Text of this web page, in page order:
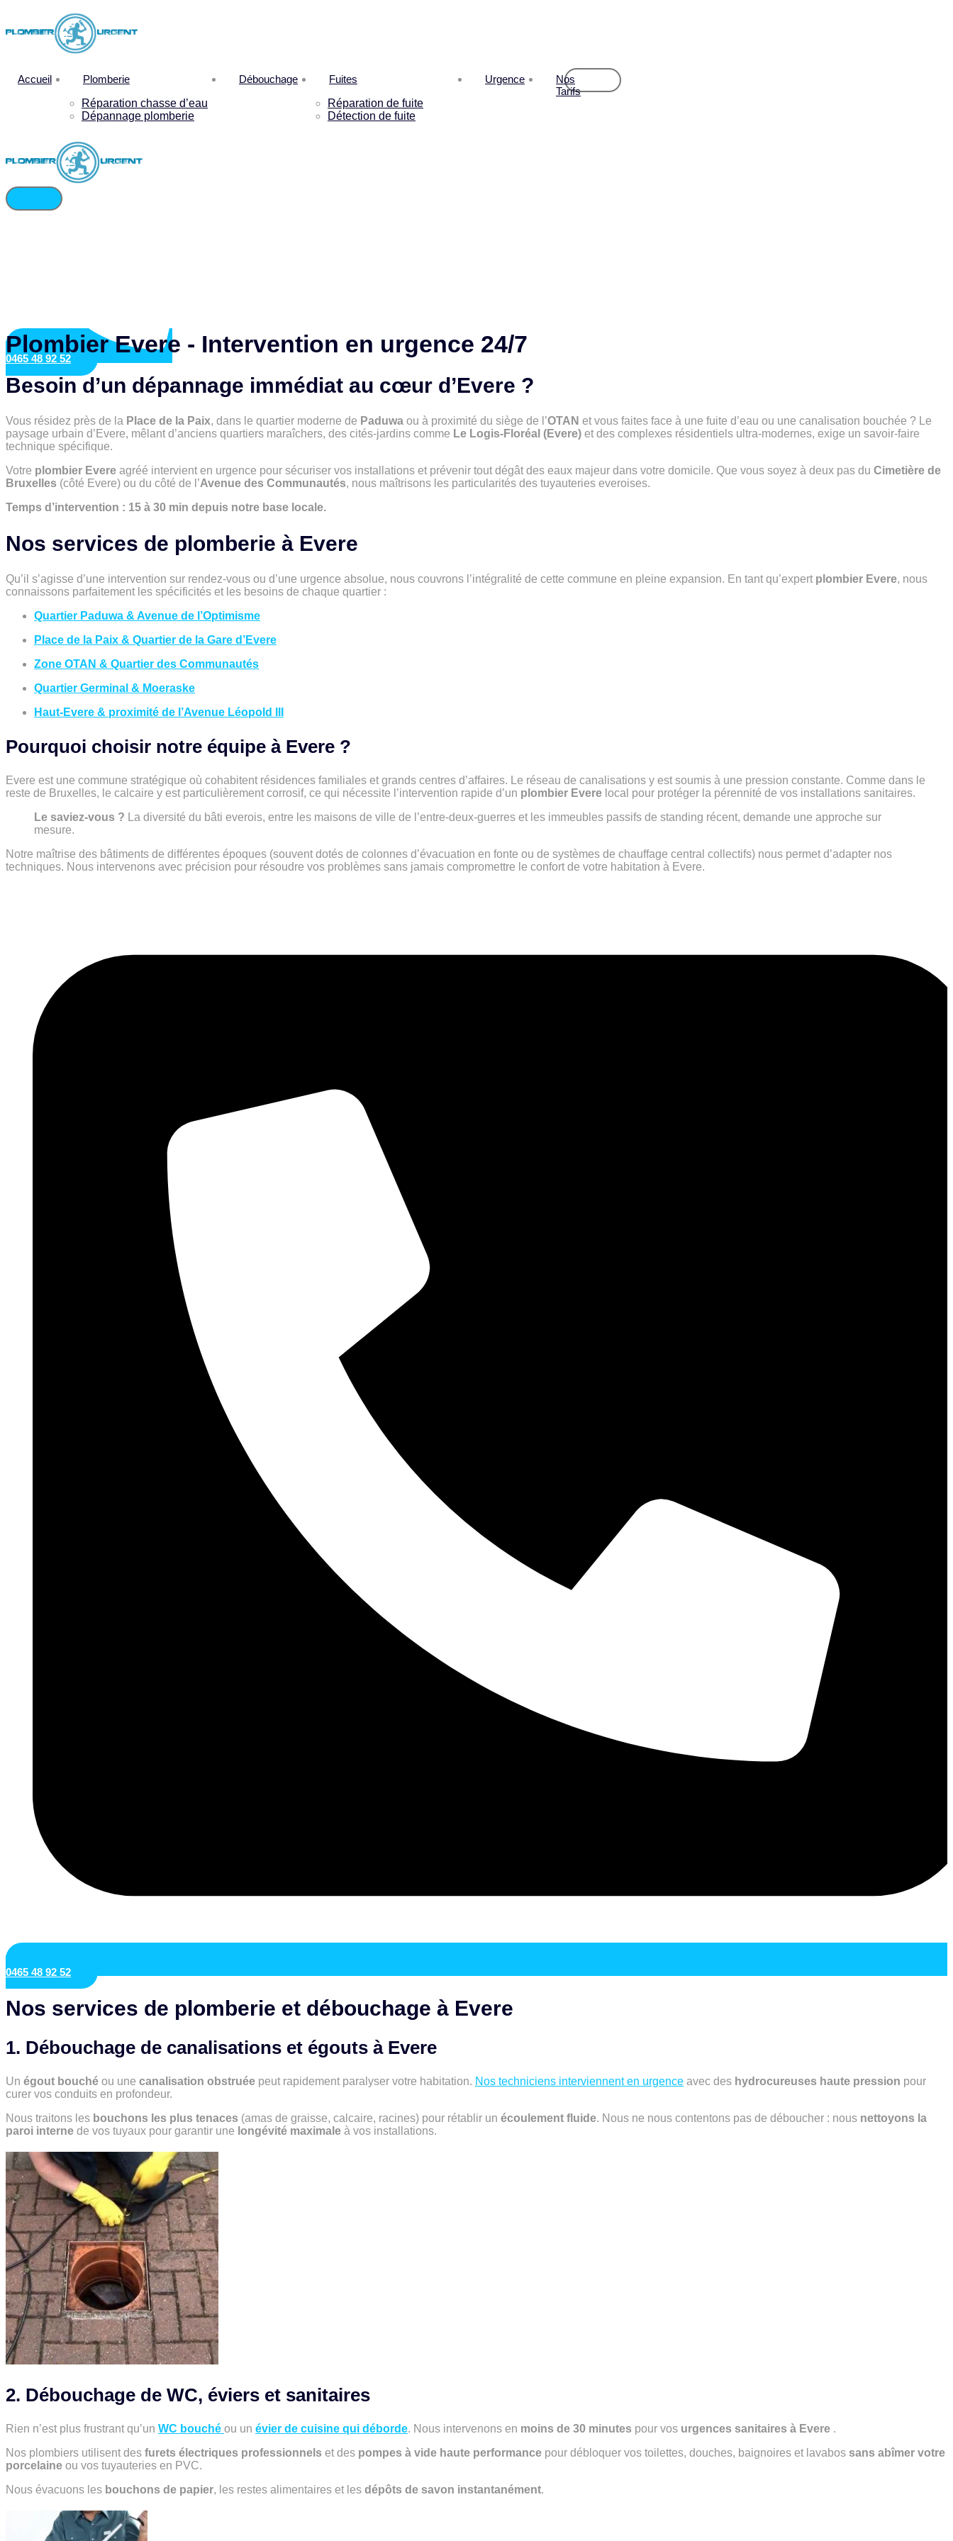
Accueil
Plomberie
Réparation chasse d’eau
Dépannage plomberie
Débouchage
Fuites
Réparation de fuite
Détection de fuite
Urgence
Nos
Tarifs
0465 48 92 52
Plombier Evere - Intervention en urgence 24/7
Besoin d’un dépannage immédiat au cœur d’Evere ?
Vous résidez près de la Place de la Paix, dans le quartier moderne de Paduwa ou à proximité du siège de l’OTAN et vous faites face à une fuite d’eau ou une canalisation bouchée ? Le
paysage urbain d’Evere, mêlant d’anciens quartiers maraîchers, des cités-jardins comme Le Logis-Floréal (Evere) et des complexes résidentiels ultra-modernes, exige un savoir-faire
technique spécifique.
Votre plombier Evere agréé intervient en urgence pour sécuriser vos installations et prévenir tout dégât des eaux majeur dans votre domicile. Que vous soyez à deux pas du Cimetière de
Bruxelles (côté Evere) ou du côté de l’Avenue des Communautés, nous maîtrisons les particularités des tuyauteries everoises.
Temps d’intervention : 15 à 30 min depuis notre base locale.
Nos services de plomberie à Evere
Qu’il s’agisse d’une intervention sur rendez-vous ou d’une urgence absolue, nous couvrons l’intégralité de cette commune en pleine expansion. En tant qu’expert plombier Evere, nous
connaissons parfaitement les spécificités et les besoins de chaque quartier :
Quartier Paduwa & Avenue de l’Optimisme
Place de la Paix & Quartier de la Gare d’Evere
Zone OTAN & Quartier des Communautés
Quartier Germinal & Moeraske
Haut-Evere & proximité de l’Avenue Léopold III
Pourquoi choisir notre équipe à Evere ?
Evere est une commune stratégique où cohabitent résidences familiales et grands centres d’affaires. Le réseau de canalisations y est soumis à une pression constante. Comme dans le
reste de Bruxelles, le calcaire y est particulièrement corrosif, ce qui nécessite l’intervention rapide d’un plombier Evere local pour protéger la pérennité de vos installations sanitaires.
Le saviez-vous ? La diversité du bâti everois, entre les maisons de ville de l’entre-deux-guerres et les immeubles passifs de standing récent, demande une approche sur
mesure.
Notre maîtrise des bâtiments de différentes époques (souvent dotés de colonnes d’évacuation en fonte ou de systèmes de chauffage central collectifs) nous permet d’adapter nos
techniques. Nous intervenons avec précision pour résoudre vos problèmes sans jamais compromettre le confort de votre habitation à Evere.
0465 48 92 52
Nos services de plomberie et débouchage à Evere
1. Débouchage de canalisations et égouts à Evere
Un égout bouché ou une canalisation obstruée peut rapidement paralyser votre habitation. Nos techniciens interviennent en urgence avec des hydrocureuses haute pression pour
curer vos conduits en profondeur.
Nous traitons les bouchons les plus tenaces (amas de graisse, calcaire, racines) pour rétablir un écoulement fluide. Nous ne nous contentons pas de déboucher : nous nettoyons la
paroi interne de vos tuyaux pour garantir une longévité maximale à vos installations.
2. Débouchage de WC, éviers et sanitaires
Rien n’est plus frustrant qu’un WC bouché ou un évier de cuisine qui déborde. Nous intervenons en moins de 30 minutes pour vos urgences sanitaires à Evere .
Nos plombiers utilisent des furets électriques professionnels et des pompes à vide haute performance pour débloquer vos toilettes, douches, baignoires et lavabos sans abîmer votre
porcelaine ou vos tuyauteries en PVC.
Nous évacuons les bouchons de papier, les restes alimentaires et les dépôts de savon instantanément.